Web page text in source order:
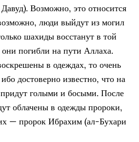
Возможно, это относится
люди выйдут из могил
шахиды восстанут в той
погибли на пути Аллаха.
в одеждах, то очень
достоверно известно, что на
голыми и босыми. После
облачены в одежды пророки,
— пророк Ибрахим (ал-Бухари